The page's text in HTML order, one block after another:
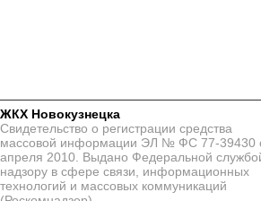
ЖКХ Новокузнецка
Свидетельство о регистрации средства
массовой информации ЭЛ № ФС 77-39430
апреля 2010. Выдано Федеральной
надзору в сфере связи, информационных
технологий и массовых коммуникаций